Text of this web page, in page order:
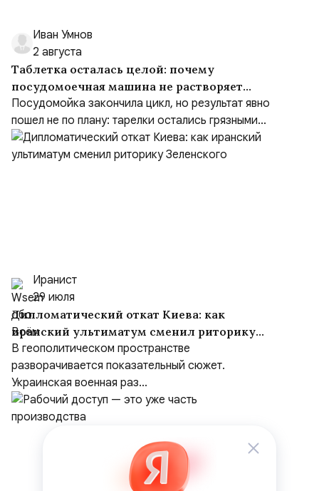
Иван Умнов
2 августа
Таблетка осталась целой: почему
посудомоечная машина не растворяет
средство
Посудомойка закончила цикл, но результат явно
пошел не по плану: тарелки остались грязными...
Иранист
29 июля
Дипломатический откат Киева: как
иранский ультиматум сменил риторику
Зеленского
В геополитическом пространстве
разворачивается показательный сюжет.
Украинская военная раз...